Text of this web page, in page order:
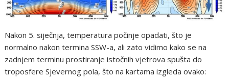
Nakon 5. siječnja, temperatura počinje opadati, što je
normalno nakon termina SSW-a, ali zato vidimo kako se na
zadnjem terminu prostiranje istočnih vjetrova spušta do
troposfere Sjevernog pola, što na kartama izgleda ovako: